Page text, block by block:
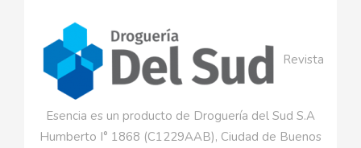
Revista
Esencia es un producto de Droguería del Sud S.A
Humberto I° 1868 (C1229AAB), Ciudad de Buenos